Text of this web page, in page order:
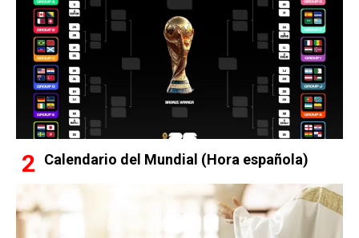
Calendario del Mundial (Hora española)